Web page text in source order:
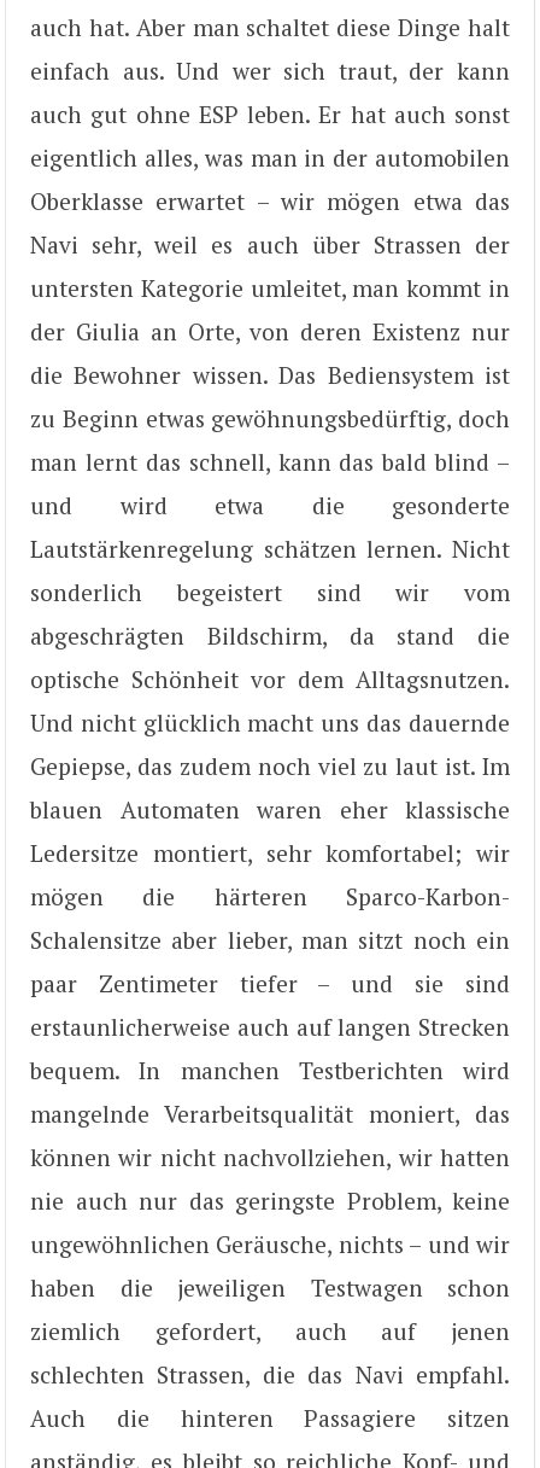
auch hat. Aber man schaltet diese Dinge halt
einfach aus. Und wer sich traut, der kann
auch gut ohne ESP leben. Er hat auch sonst
eigentlich alles, was man in der automobilen
Oberklasse erwartet – wir mögen etwa das
Navi sehr, weil es auch über Strassen der
untersten Kategorie umleitet, man kommt in
der Giulia an Orte, von deren Existenz nur
die Bewohner wissen. Das Bediensystem ist
zu Beginn etwas gewöhnungsbedürftig, doch
man lernt das schnell, kann das bald blind –
und wird etwa die gesonderte
Lautstärkenregelung schätzen lernen. Nicht
sonderlich begeistert sind wir vom
abgeschrägten Bildschirm, da stand die
optische Schönheit vor dem Alltagsnutzen.
Und nicht glücklich macht uns das dauernde
Gepiepse, das zudem noch viel zu laut ist. Im
blauen Automaten waren eher klassische
Ledersitze montiert, sehr komfortabel; wir
mögen die härteren Sparco-Karbon-
Schalensitze aber lieber, man sitzt noch ein
paar Zentimeter tiefer – und sie sind
erstaunlicherweise auch auf langen Strecken
bequem. In manchen Testberichten wird
mangelnde Verarbeitsqualität moniert, das
können wir nicht nachvollziehen, wir hatten
nie auch nur das geringste Problem, keine
ungewöhnlichen Geräusche, nichts – und wir
haben die jeweiligen Testwagen schon
ziemlich gefordert, auch auf jenen
schlechten Strassen, die das Navi empfahl.
Auch die hinteren Passagiere sitzen
anständig, es bleibt so reichliche Kopf- und